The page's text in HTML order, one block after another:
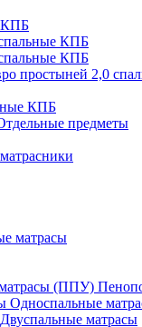
КПБ
КПБ
КПБ
2,0
КПБ
предметы
матрасы
Односпальные
Двуспальные матрасы